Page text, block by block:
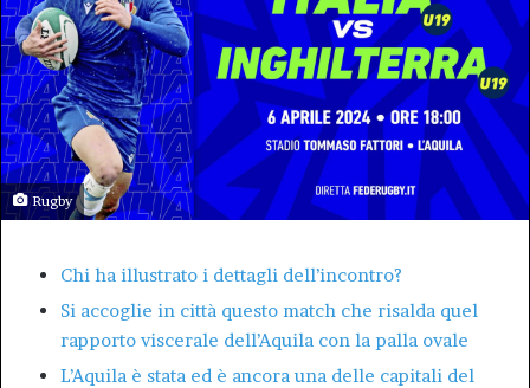
Rugby
Chi ha illustrato i dettagli dell’incontro?
Si accoglie in città questo match che risalda quel
rapporto viscerale dell’Aquila con la palla ovale
L’Aquila è stata ed è ancora una delle capitali del